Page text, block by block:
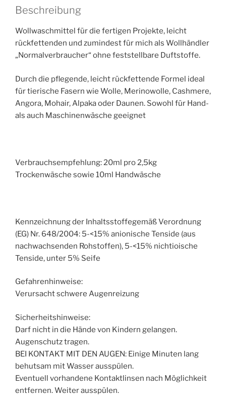
Beschreibung
Wollwaschmittel für die fertigen Projekte, leicht
rückfettenden und zumindest für mich als Wollhändler
„Normalverbraucher“ ohne feststellbare Duftstoffe.
Durch die pflegende, leicht rückfettende Formel ideal
für tierische Fasern wie Wolle, Merinowolle, Cashmere,
Angora, Mohair, Alpaka oder Daunen. Sowohl für Hand-
als auch Maschinenwäsche geeignet
Verbrauchsempfehlung: 20ml pro 2,5kg
Trockenwäsche sowie 10ml Handwäsche
Kennzeichnung der Inhaltsstoffegemäß Verordnung
(EG) Nr. 648/2004: 5-<15% anionische Tenside (aus
nachwachsenden Rohstoffen), 5-<15% nichtioische
Tenside, unter 5% Seife
Gefahrenhinweise:
Verursacht schwere Augenreizung
Sicherheitshinweise:
Darf nicht in die Hände von Kindern gelangen.
Augenschutz tragen.
BEI KONTAKT MIT DEN AUGEN: Einige Minuten lang
behutsam mit Wasser ausspülen.
Eventuell vorhandene Kontaktlinsen nach Möglichkeit
entfernen. Weiter ausspülen.